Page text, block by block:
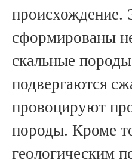
происхождение.
сформированы
скальные
подвергаются
провоцируют
породы. Кроме
геологическим